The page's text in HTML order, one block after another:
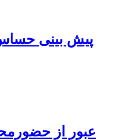
پیش بینی حساس
عبور از